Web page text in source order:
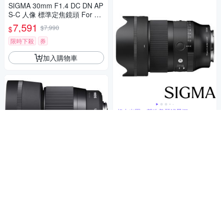
SIGMA 30mm F1.4 DC DN AP
S-C 人像 標準定焦鏡頭 For Ca
non RF-mount (公司貨)
$7,591 $7,990
限時下殺
券
加入購物車
超大光圈，營造美麗淺景深